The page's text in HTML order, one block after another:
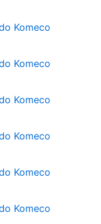
Komeco
Komeco
Komeco
Komeco
Komeco
Komeco